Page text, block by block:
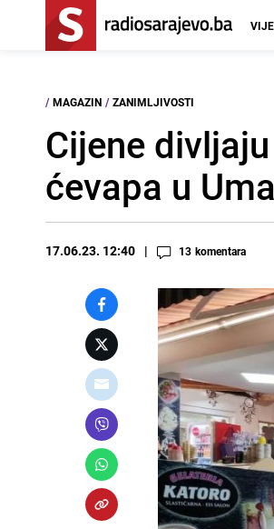
/ MAGAZIN / ZANIMLJIVOSTI
Cijene
ćevapa u
17.06.23. 12:40 13 komentara